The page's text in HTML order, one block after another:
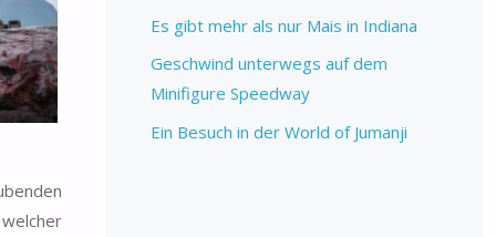
Es gibt mehr als nur Mais in Indiana
Geschwind unterwegs auf dem
Minifigure Speedway
Ein Besuch in der World of Jumanji